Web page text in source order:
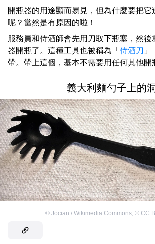
開瓶器的用途顯而易見，但為什麼要把它
呢？當然是有原因的啦！
服務員和侍酒師會先用刀取下瓶塞，然後
器開瓶了。這種工具也被稱為「 侍酒刀
帶。帶上這個，基本不需要用任何其他開
義大利麵勺子上的洞
© Jocian / Wikimedia Commons, © CC